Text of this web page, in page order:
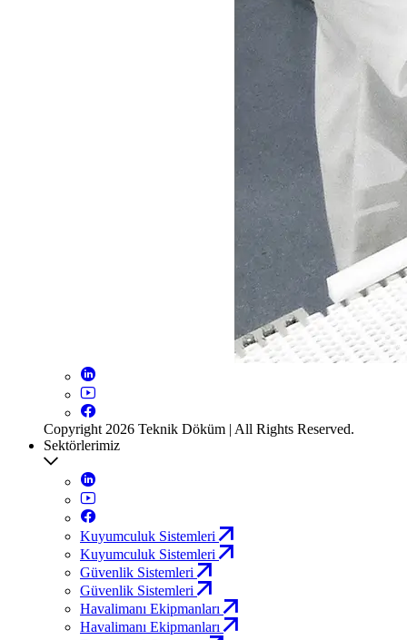
Copyright 2026 Teknik Döküm | All Rights Reserved.
Sektörlerimiz
Kuyumculuk Sistemleri
Kuyumculuk Sistemleri
Güvenlik Sistemleri
Güvenlik Sistemleri
Havalimanı Ekipmanları
Havalimanı Ekipmanları